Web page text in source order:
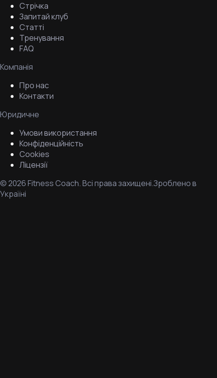
Стрічка
Запитай клуб
Статті
Тренування
FAQ
Компанія
Про нас
Контакти
Юридичне
Умови використання
Конфіденційність
Cookies
Ліцензії
©2026Fitness Coach.Всі права захищені.Зроблено в
Україні